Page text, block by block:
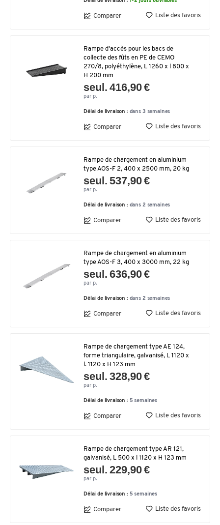
Comparer Liste des favoris
Rampe d'accès pour les bacs de
collecte des fûts en PE de CEMO
270/8, polyéthylène, L 1260 x l 800 x
H 200 mm
seul. 416,90 €
par p.
Délai de livraison : dans 3 semaines
Comparer Liste des favoris
Rampe de chargement en aluminium
type AOS-F 2, 400 x 2500 mm, 20 kg
seul. 537,90 €
par p.
Délai de livraison : dans 2 semaines
Comparer Liste des favoris
Rampe de chargement en aluminium
type AOS-F 3, 400 x 3000 mm, 22 kg
seul. 636,90 €
par p.
Délai de livraison : dans 2 semaines
Comparer Liste des favoris
Rampe de chargement type AE 124,
forme triangulaire, galvanisé, L 1120 x
l. 1120 x H 123 mm
seul. 328,90 €
par p.
Délai de livraison : 5 semaines
Comparer Liste des favoris
Rampe de chargement type AR 121,
galvanisé, L 500 x l 1120 x H 123 mm
seul. 229,90 €
par p.
Délai de livraison : 5 semaines
Comparer Liste des favoris